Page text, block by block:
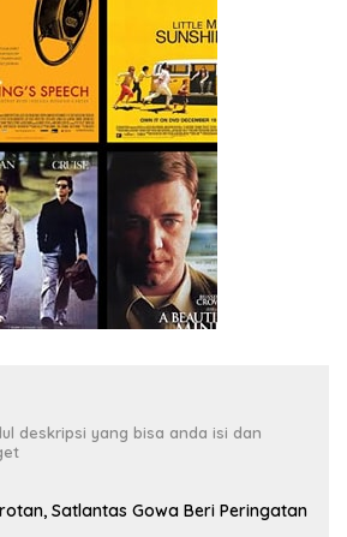
deskripsi yang bisa anda isi dan
Satlantas Gowa Beri Peringatan